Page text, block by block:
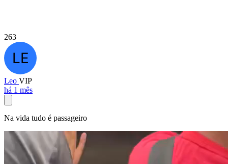
263
Leo VIP
há 1 mês
Na vida tudo é passageiro